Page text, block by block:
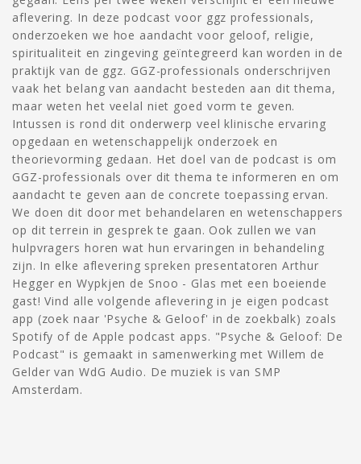
aflevering. In deze podcast voor ggz professionals,
onderzoeken we hoe aandacht voor geloof, religie,
spiritualiteit en zingeving geïntegreerd kan worden in de
praktijk van de ggz. GGZ-professionals onderschrijven
vaak het belang van aandacht besteden aan dit thema,
maar weten het veelal niet goed vorm te geven.
Intussen is rond dit onderwerp veel klinische ervaring
opgedaan en wetenschappelijk onderzoek en
theorievorming gedaan. Het doel van de podcast is om
GGZ-professionals over dit thema te informeren en om
aandacht te geven aan de concrete toepassing ervan.
We doen dit door met behandelaren en wetenschappers
op dit terrein in gesprek te gaan. Ook zullen we van
hulpvragers horen wat hun ervaringen in behandeling
zijn. In elke aflevering spreken presentatoren Arthur
Hegger en Wypkjen de Snoo - Glas met een boeiende
gast! Vind alle volgende aflevering in je eigen podcast
app (zoek naar 'Psyche & Geloof' in de zoekbalk) zoals
Spotify of de Apple podcast apps. "Psyche & Geloof: De
Podcast" is gemaakt in samenwerking met Willem de
Gelder van WdG Audio. De muziek is van SMP
Amsterdam.